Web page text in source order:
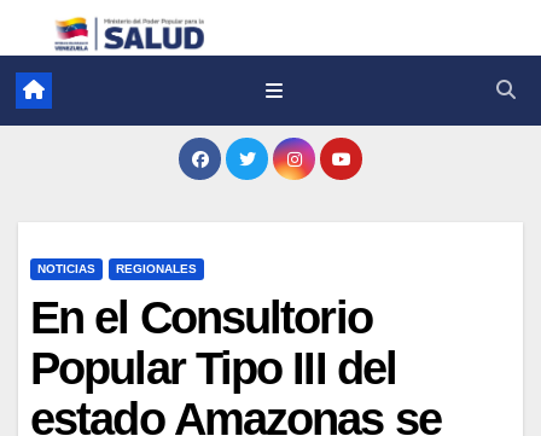
NOTICIAS REGIONALES
En el Consultorio
Popular Tipo III del
estado Amazonas se